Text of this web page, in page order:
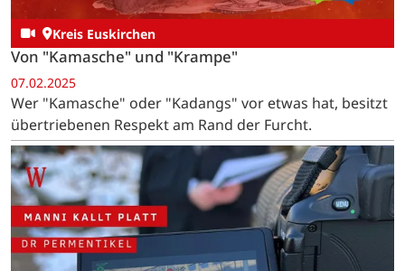
Kreis Euskirchen
Von "Kamasche" und "Krampe"
07.02.2025
Wer "Kamasche" oder "Kadangs" vor etwas hat, besitzt
übertriebenen Respekt am Rand der Furcht.